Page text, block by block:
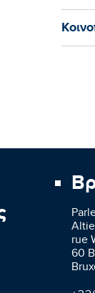
rue
60